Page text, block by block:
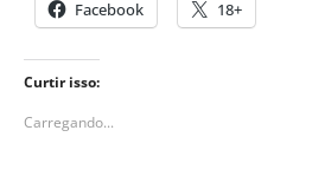
Facebook 18+
Curtir isso:
Carregando...